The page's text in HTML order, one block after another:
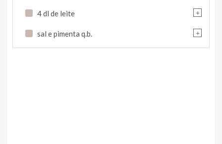
+
4 dl de leite
+
sal e pimenta q.b.